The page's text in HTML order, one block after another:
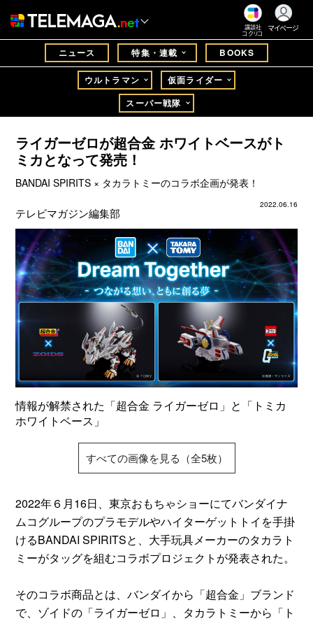
講談社
コクリコ
マイページ
ニュース 特集・連載 BOOKS
ウルトラマン
仮面ライダー
スーパー戦隊
ライガーゼロが超合金 ホワイトベースがト
ミカとなって発売！
BANDAI SPIRITS × タカラトミーのコラボ企画が発表！
2022.06.16
テレビマガジン編集部
情報が解禁された「超合金 ライガーゼロ」と「トミカ
ホワイトベース」
すべての画像を見る（全5枚）
2022年６月16日、東京おもちゃショーにてバンダイナ
ムコグループのプラモデルやハイターゲットトイを手掛
けるBANDAI SPIRITSと、大手玩具メーカーのタカラト
ミーがタッグを組むコラボプロジェクトが発表された。
そのコラボ商品とは、バンダイから「超合金」ブランド
で、ゾイドの「ライガーゼロ」、タカラトミーから「ト